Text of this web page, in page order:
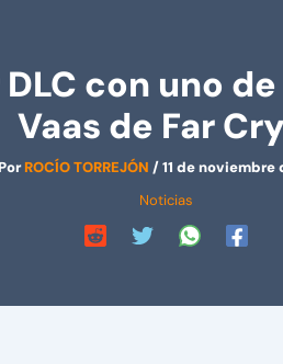
con uno
Vaas de Far
PorROCÍO TORREJÓN /11 de noviembre
Noticias